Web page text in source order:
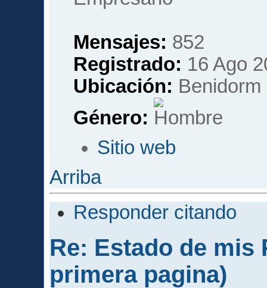
Mensajes: 852
Registrado: 16 Ago
Ubicación: Benidorm
Género:
Sitio web
Arriba
Responder citando
Re: Estado de mis
primera pagina)